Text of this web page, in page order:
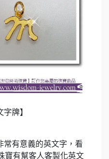
牌】
常有意義的英文字，看
寶有幫客人客製化英文